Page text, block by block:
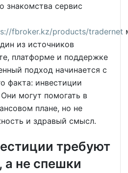
знакомства сервис
fbroker.kz/products/tradernet
из источников
платформе и поддержке
подход начинается с
факта: инвестиции
могут помогать в
плане, но не
и здравый смысл.
требуют
а не спешки